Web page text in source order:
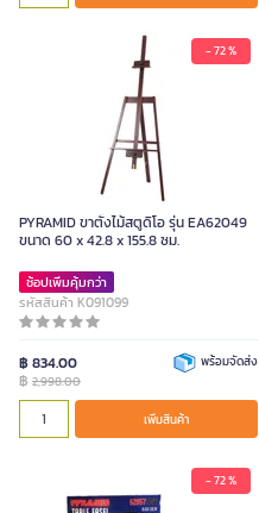
- 72 %
PYRAMID ขาตั้งไม้สตูดิโอ รุ่น EA62049
ขนาด 60 x 42.8 x 155.8 ซม.
ช้อปเพิ่มคุ้มกว่า
รหัสสินค้า K091099
฿ 834.00
฿ 2,998.00
พร้อมจัดส่ง
เพิ่มสินค้า
- 72 %